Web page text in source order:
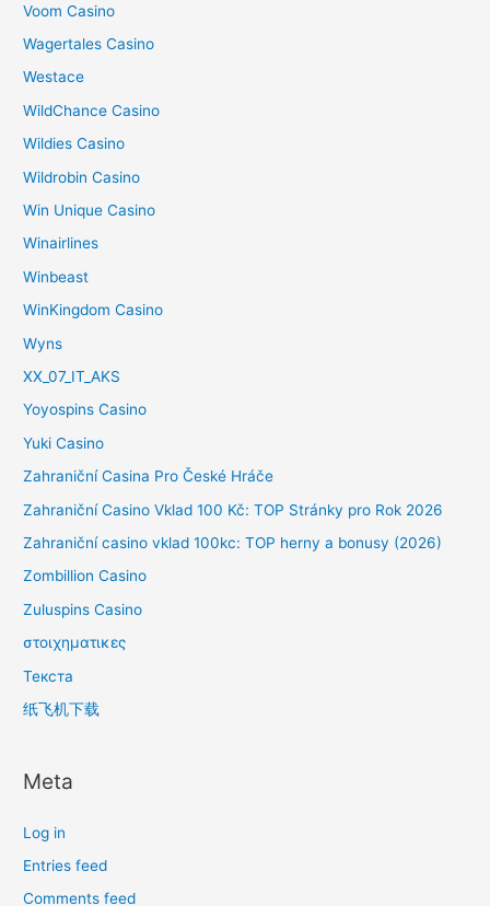
Voom Casino
Wagertales Casino
Westace
WildChance Casino
Wildies Casino
Wildrobin Casino
Win Unique Casino
Winairlines
Winbeast
WinKingdom Casino
Wyns
XX_07_IT_AKS
Yoyospins Casino
Yuki Casino
Zahraniční Casina Pro České Hráče
Zahraniční Casino Vklad 100 Kč: TOP Stránky pro Rok 2026
Zahraniční casino vklad 100kc: TOP herny a bonusy (2026)
Zombillion Casino
Zuluspins Casino
στοιχηματικες
Текста
纸飞机下载
Meta
Log in
Entries feed
Comments feed